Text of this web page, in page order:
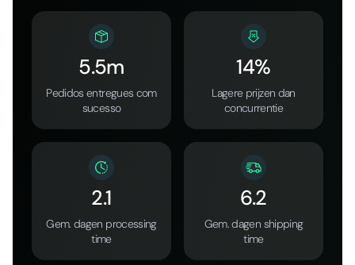
5.5m
Pedidos entregues com
sucesso
14%
Lagere prijzen dan
concurrentie
2.1
Gem. dagen processing
time
6.2
Gem. dagen shipping
time